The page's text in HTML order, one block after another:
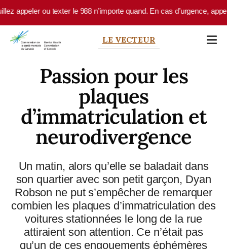
Skip to main content
ou texter le 988 n’importe quand. En cas d’urgence, appelez le
LE VECTEUR
Passion pour les
plaques
d’immatriculation et
neurodivergence
Un matin, alors qu’elle se baladait dans
son quartier avec son petit garçon, Dyan
Robson ne put s’empêcher de remarquer
combien les plaques d’immatriculation des
voitures stationnées le long de la rue
attiraient son attention. Ce n’était pas
qu’un de ces engouements éphémères